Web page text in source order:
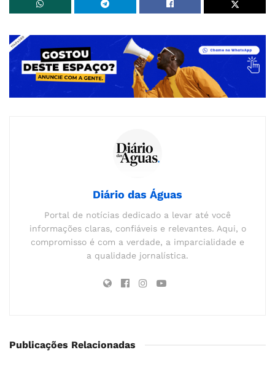
Diário das Águas
Portal de notícias dedicado a levar até você
informações claras, confiáveis e relevantes. Aqui, o
compromisso é com a verdade, a imparcialidade e
a qualidade jornalística.
Publicações Relacionadas